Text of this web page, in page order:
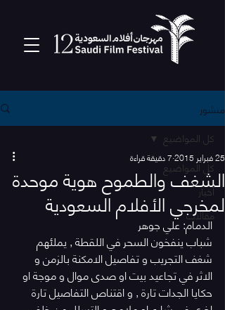
منشور
كل المواضيع
أخبار
مقالات
كل المواضيع
الشغف والطموح هوية موحدة
لمخرجي الأفلام السعودية
25 فبراير 2015 7 دقيقة قراءة
الدمام: علي جوهر
شباب ينفخون السحر في اللقطة , يملئهم
شغف التجريب و تفاصيل الامكنة بالزمن و
الاثر في تجاعيد بيت او صدى موال و موجة او
حكايا الجدات تارة , و اقتناص التفاصيل تارة